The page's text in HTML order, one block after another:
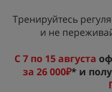
Тренируйтесь
и не
С 7 по 15 августа
за 26 000₽* и